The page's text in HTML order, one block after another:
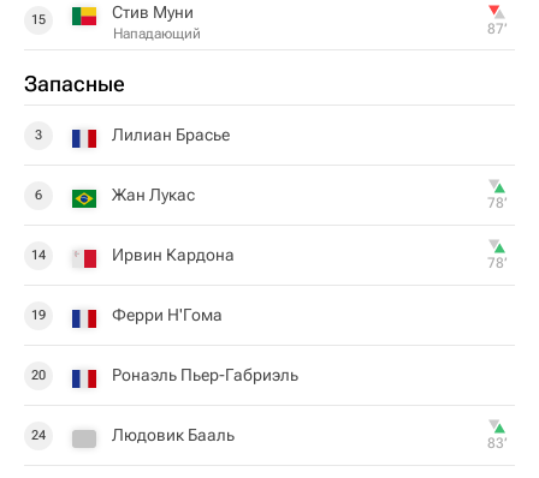
15 Стив Муни
Нападающий 87‎’‎
Запасные
3 Лилиан Брасье
6 Жан Лукас 78‎’‎
14 Ирвин Кардона 78‎’‎
19 Ферри Н'Гома
20 Ронаэль Пьер-Габриэль
24 Людовик Бааль 83‎’‎